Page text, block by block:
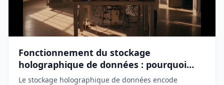
Fonctionnement du stockage
holographique de données : pourquoi
est-ce important ?
Le stockage holographique de données encode